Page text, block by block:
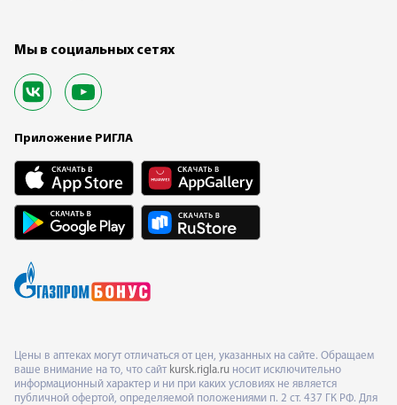
Мы в социальных сетях
Приложение РИГЛА
Цены в аптеках могут отличаться от цен, указанных на сайте. Обращаем
ваше внимание на то, что сайт kursk.rigla.ru носит исключительно
информационный характер и ни при каких условиях не является
публичной офертой, определяемой положениями п. 2 ст. 437 ГК РФ. Для